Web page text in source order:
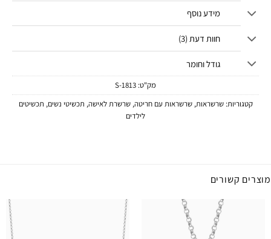
מידע נוסף
חוות דעת (3)
גודל וחומר
מק"ט: 1813-S
קטגוריות:שרשראות,שרשראות עם חריטה,שרשרת לאישה, תכשיטי נשים, תכשיטים
לילדים
מוצרים קשורים